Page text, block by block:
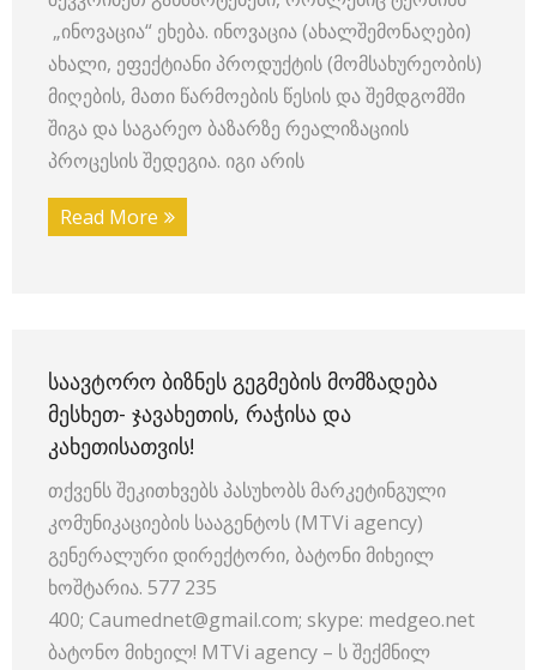
„ინოვაცია“ ეხება. ინოვაცია (ახალშემონაღები)
ახალი, ეფექტიანი პროდუქტის (მომსახურეობის)
მიღების, მათი წარმოების წესის და შემდგომში
შიგა და საგარეო ბაზარზე რეალიზაციის
პროცესის შედეგია. იგი არის
Read More
ᲡᲐᲐᲕᲢᲝᲠᲝ ᲑᲘᲖᲜᲔᲡ ᲒᲔᲒᲛᲔᲑᲘᲡ ᲛᲝᲛᲖᲐᲓᲔᲑᲐ
ᲛᲔᲡᲮᲔᲗ- ᲯᲐᲕᲐᲮᲔᲗᲘᲡ, ᲠᲐᲭᲘᲡᲐ ᲓᲐ
ᲙᲐᲮᲔᲗᲘᲡᲐᲗᲕᲘᲡ!
თქვენს შეკითხვებს პასუხობს მარკეტინგული
კომუნიკაციების სააგენტოს (MTVi agency)
გენერალური დირექტორი, ბატონი მიხეილ
ხოშტარია. 577 235
400; Caumednet@gmail.com; skype: medgeo.net
ბატონო მიხეილ! MTVi agency – ს შექმნილ